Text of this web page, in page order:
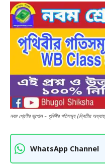
নবম শ্রেণীর ভূগোল - পৃথিবীর গতিসমূহ
WhatsApp Channel